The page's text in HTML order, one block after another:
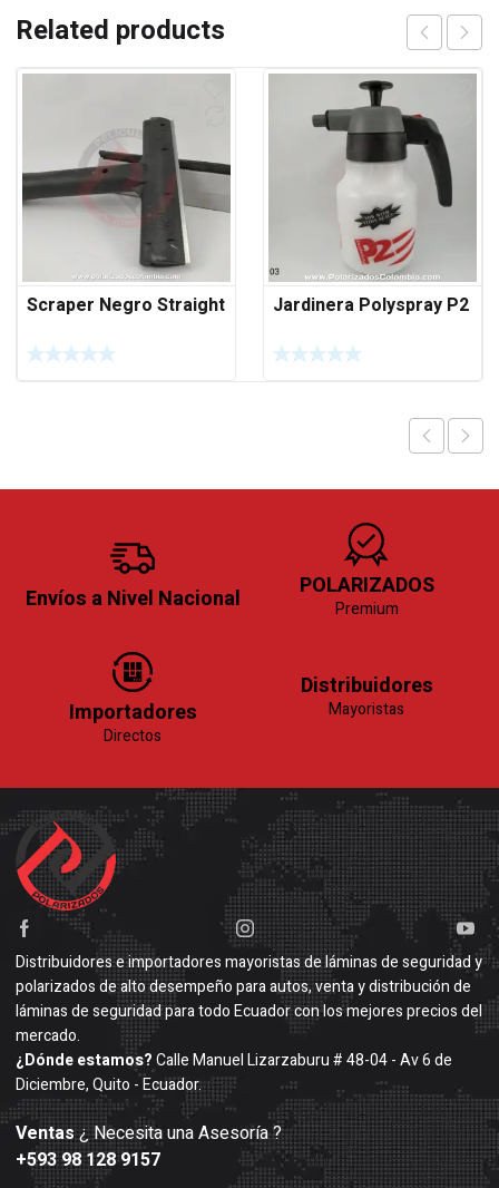
Related products
Scraper Negro Straight Jardinera Polyspray P2
Envíos a Nivel Nacional POLARIZADOS
Premium
Importadores
Directos
Distribuidores
Mayoristas
Distribuidores e importadores mayoristas de láminas de seguridad y
polarizados de alto desempeño para autos, venta y distribución de
láminas de seguridad para todo Ecuador con los mejores precios del
mercado.
¿Dónde estamos?Calle Manuel Lizarzaburu # 48-04 - Av 6 de
Diciembre, Quito - Ecuador.
Ventas¿ Necesita una Asesoría ?
+593 98 128 9157